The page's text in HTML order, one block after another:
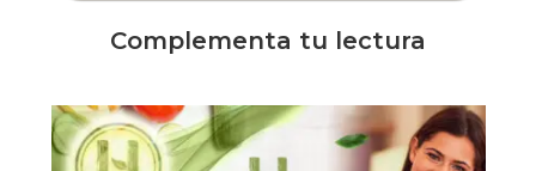
Complementa tu lectura